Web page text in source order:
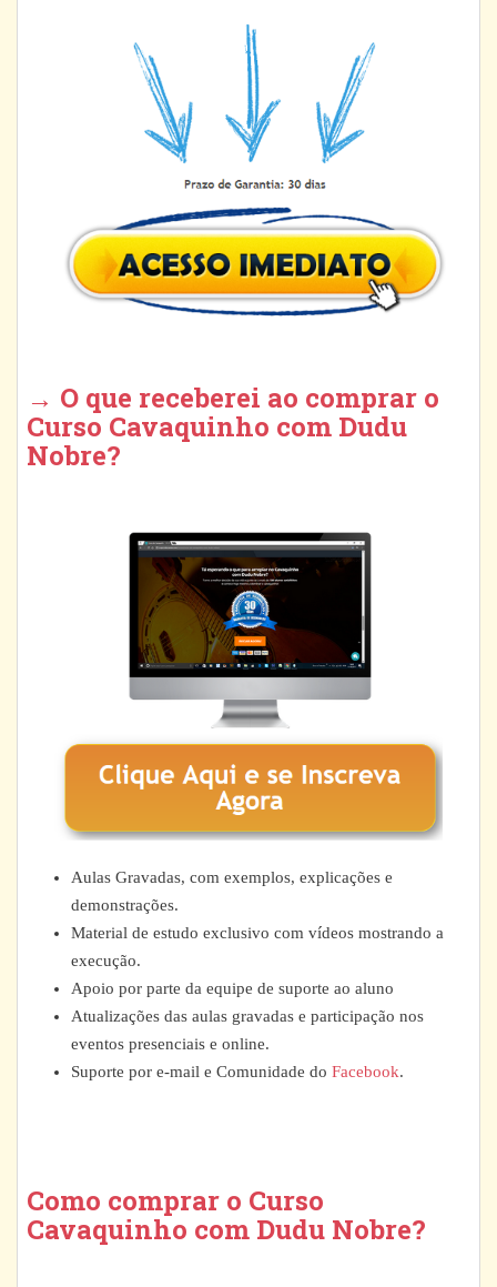
→ O que receberei ao comprar o
Curso Cavaquinho com Dudu
Nobre?
Aulas Gravadas, com exemplos, explicações e
demonstrações.
Material de estudo exclusivo com vídeos mostrando a
execução.
Apoio por parte da equipe de suporte ao aluno
Atualizações das aulas gravadas e participação nos
eventos presenciais e online.
Suporte por e-mail e Comunidade doFacebook.
Como comprar o Curso
Cavaquinho com Dudu Nobre?